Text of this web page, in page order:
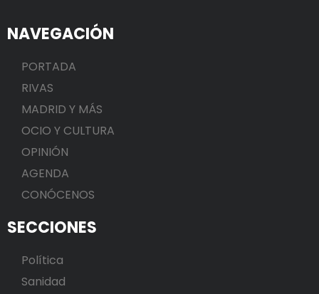
NAVEGACIÓN
PORTADA
RIVAS
MADRID Y MÁS
OCIO Y CULTURA
OPINIÓN
AGENDA
CONÓCENOS
SECCIONES
Política
Sanidad